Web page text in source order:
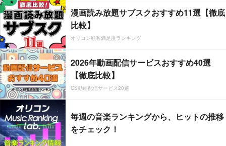
漫画読み放題サブスクおすすめ11選【徹底
比較】
オリコン顧客満足度ランキング
2026年動画配信サービスおすすめ40選
【徹底比較】
CS動画配信サービス20選
毎週の音楽ランキングから、ヒットの推移
をチェック！